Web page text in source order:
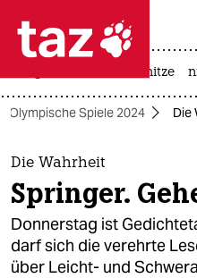
 taz
taz zahl
themen
politik
öko
hitze
Olympische Spiele 2024 Die
Die Wahrheit
Springer.
Donnerstag ist
darf sich die verehrte
über Leicht- und